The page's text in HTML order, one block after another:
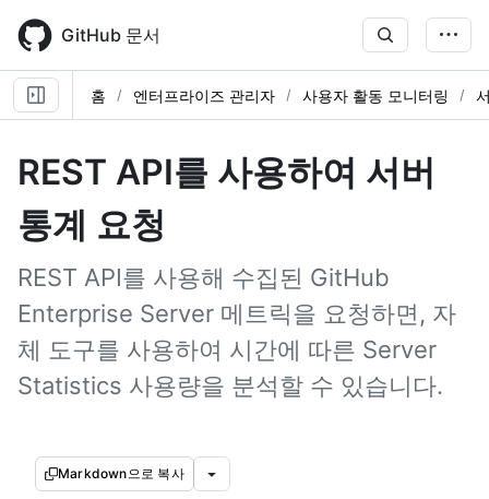
main
content
GitHub 문서
홈 엔터프라이즈 관리자 사용자 활동 모니터링
REST API를 사용하여 서버
통계 요청
REST API를 사용해 수집된 GitHub
Enterprise Server 메트릭을 요청하면, 자
체 도구를 사용하여 시간에 따른 Server
Statistics 사용량을 분석할 수 있습니다.
Markdown으로 복사